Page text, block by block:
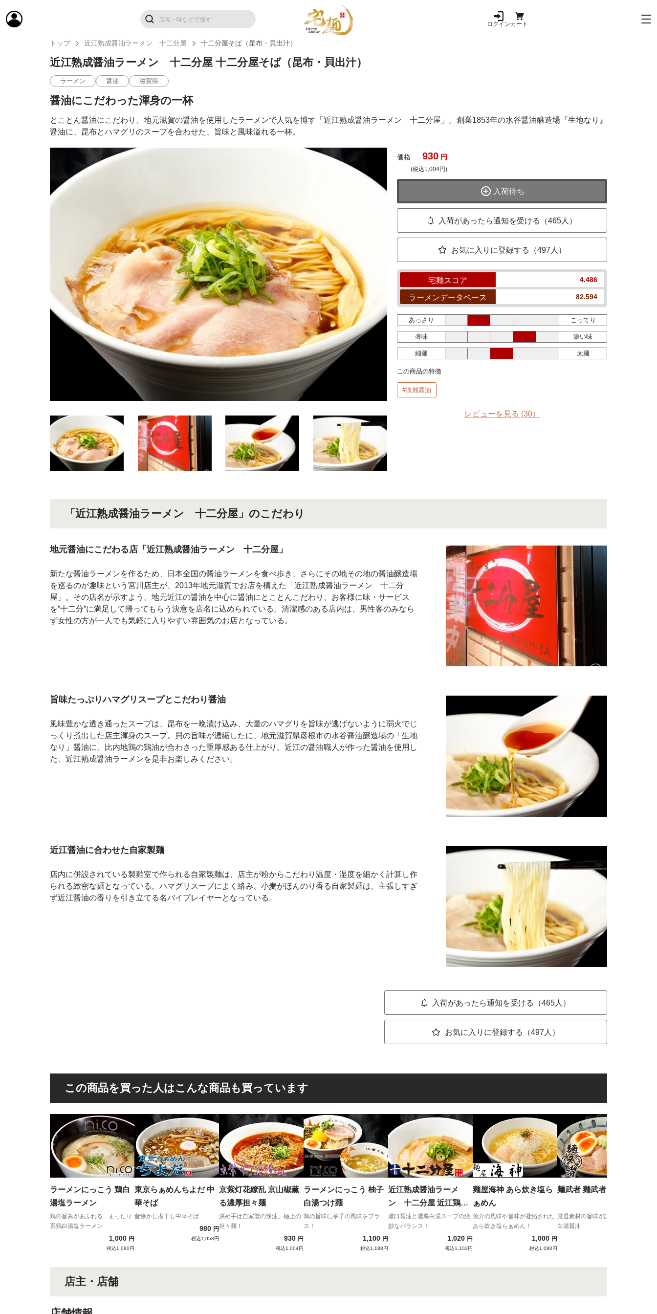
ログインカート
トップ 近江熟成醤油ラーメン 十二分屋 十二分屋そば（昆布・貝出汁）
近江熟成醤油ラーメン 十二分屋 十二分屋そば（昆布・貝出汁）
ラーメン 醤油 滋賀県
醤油にこだわった渾身の一杯
とことん醤油にこだわり、地元滋賀の醤油を使用したラーメンで人気を博す「近江熟成醤油ラーメン 十二分屋」。創業1853年の水谷醤油醸造場『生地なり』
醤油に、昆布とハマグリのスープを合わせた、旨味と風味溢れる一杯。
価格 930 円
(税込1,004円)
入荷待ち
入荷があったら通知を受ける（465人）
お気に入りに登録する（497人）
宅麺スコア 4.486
ラーメンデータベース 82.594
あっさり こってり
薄味 濃い味
細麺 太麺
この商品の特徴
#淡麗醤油
レビューを見る (30）
「近江熟成醤油ラーメン 十二分屋」のこだわり
地元醤油にこだわる店「近江熟成醤油ラーメン 十二分屋」
新たな醤油ラーメンを作るため、日本全国の醤油ラーメンを食べ歩き、さらにその地その地の醤油醸造場
を巡るのが趣味という宮川店主が、2013年地元滋賀でお店を構えた「近江熟成醤油ラーメン 十二分
屋」。その店名が示すよう、地元近江の醤油を中心に醤油にとことんこだわり、お客様に味・サービス
を”十二分”に満足して帰ってもらう決意を店名に込められている。清潔感のある店内は、男性客のみなら
ず女性の方が一人でも気軽に入りやすい雰囲気のお店となっている。
旨味たっぷりハマグリスープとこだわり醤油
風味豊かな透き通ったスープは、昆布を一晩漬け込み、大量のハマグリを旨味が逃げないように弱火でじ
っくり煮出した店主渾身のスープ。貝の旨味が濃縮したに、地元滋賀県彦根市の水谷醤油醸造場の「生地
なり」醤油に、比内地鶏の鶏油が合わさった重厚感ある仕上がり。近江の醤油職人が作った醤油を使用し
た、近江熟成醤油ラーメンを是非お楽しみください。
近江醤油に合わせた自家製麺
店内に併設されている製麺室で作られる自家製麺は、店主が粉からこだわり温度・湿度を細かく計算し作
られる緻密な麺となっている。ハマグリスープによく絡み、小麦がほんのり香る自家製麺は、主張しすぎ
ず近江醤油の香りを引き立てる名バイプレイヤーとなっている。
入荷があったら通知を受ける（465人）
お気に入りに登録する（497人）
この商品を買った人はこんな商品も買っています
ラーメンにっこう 鶏白
湯塩ラーメン
鶏の旨みがあふれる、まったり
系鶏白湯塩ラーメン
1,000 円
税込1,080円
東京らぁめんちよだ 中
華そば
昔懐かし煮干し中華そば
980 円
税込1,058円
京紫灯花繚乱 京山椒薫
る濃厚担々麺
決め手は自家製の辣油。極上の
担々麺！
930 円
税込1,004円
ラーメンにっこう 柚子
白湯つけ麺
鶏の旨味に柚子の風味をプラ
ス！
1,100 円
税込1,188円
近江熟成醤油ラーメ
ン 十二分屋 近江鶏白
湯醤油（鶏ガラ・魚介
出汁）
濃口醤油と濃厚白湯スープの絶
妙なバランス！
1,020 円
税込1,102円
麺屋海神 あら炊き塩ら
ぁめん
魚介の風味や旨味が凝縮された
あら炊き塩らぁめん！
1,000 円
税込1,080円
麺武者 麺武者らーめん
厳選素材の旨味が詰まった魚介
白湯醤油
店主・店舗